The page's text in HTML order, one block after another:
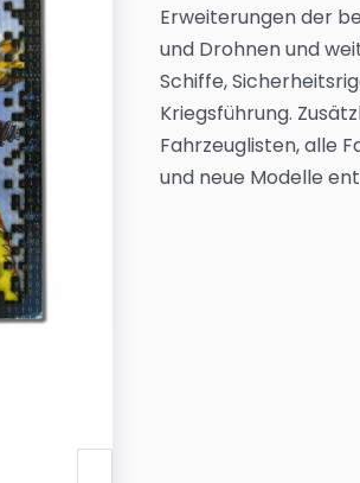
Erweiterungen der
und Drohnen und
Schiffe,
Kriegsführung.
Fahrzeuglisten, alle
und neue Modelle